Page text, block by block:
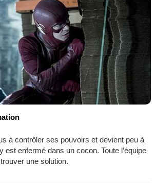
à contrôler ses pouvoirs et devient peu à
est enfermé dans un cocon. Toute l’équipe
une solution.